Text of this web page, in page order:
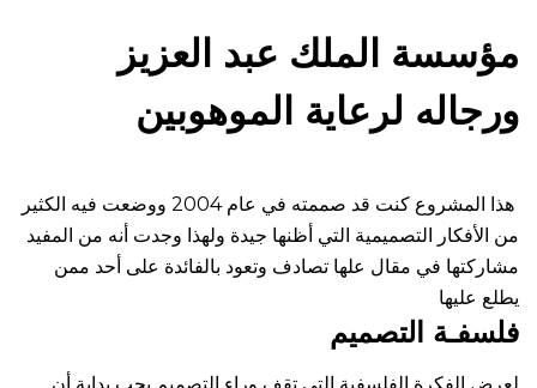
مؤسسة الملك عبد العزيز
ورجاله لرعاية الموهوبين
هذا المشروع كنت قد صممته في عام 2004 ووضعت فيه الكثير
من الأفكار التصميمية التي أظنها جيدة ولهذا وجدت أنه من المفيد
مشاركتها في مقال علها تصادف وتعود بالفائدة على أحد ممن
يطلع عليها
فلسفـة التصميم